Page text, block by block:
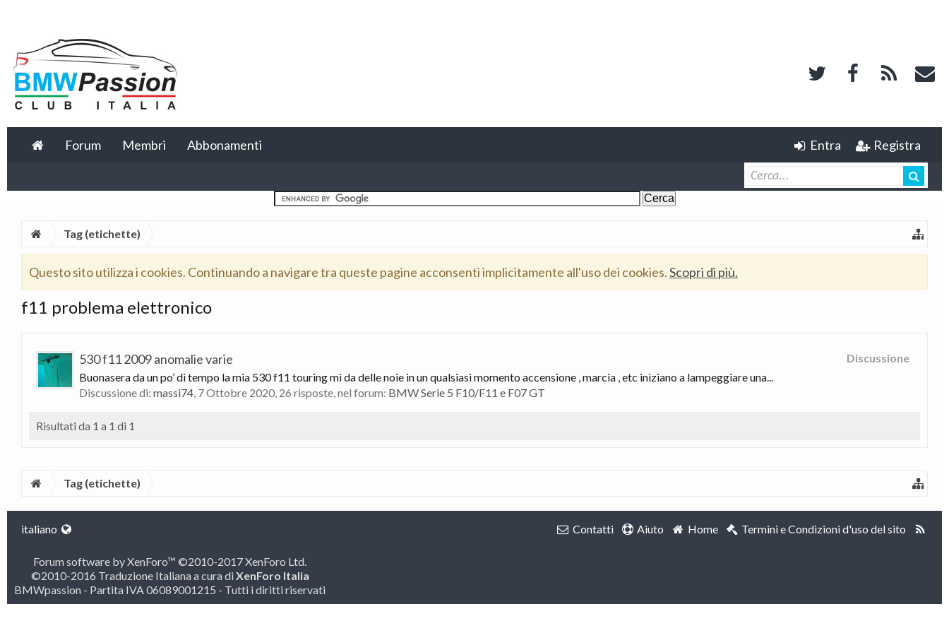
Forum Membri Abbonamenti Entra Registra
Tag (etichette)
Questo sito utilizza i cookies. Continuando a navigare tra queste pagine acconsenti implicitamente all'uso dei cookies.Scopri di più.
f11 problema elettronico
Discussione
530 f11 2009 anomalie varie
Buonasera da un po’ di tempo la mia 530 f11 touring mi da delle noie in un qualsiasi momento accensione , marcia , etc iniziano a lampeggiare una...
Discussione di: massi74, 7 Ottobre 2020, 26 risposte, nel forum: BMW Serie 5 F10/F11 e F07 GT
Risultati da 1 a 1 di 1
Tag (etichette)
italiano Contatti Aiuto Home Termini e Condizioni d'uso del sito
Forum software by XenForo™ ©2010-2017 XenForo Ltd.
©2010-2016 Traduzione Italiana a cura diXenForo Italia
BMWpassion - Partita IVA 06089001215 - Tutti i diritti riservati